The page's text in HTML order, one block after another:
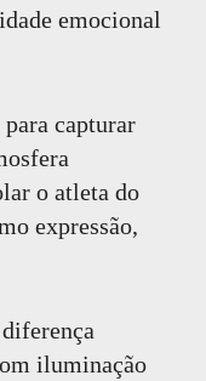
emocional
capturar
o atleta do
expressão,
iluminação